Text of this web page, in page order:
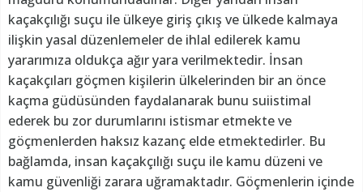
kaçakçılığı suçu ile ülkeye giriş çıkış ve ülkede kalmaya
ilişkin yasal düzenlemeler de ihlal edilerek kamu
yararımıza oldukça ağır yara verilmektedir. İnsan
kaçakçıları göçmen kişilerin ülkelerinden bir an önce
kaçma güdüsünden faydalanarak bunu suiistimal
ederek bu zor durumlarını istismar etmekte ve
göçmenlerden haksız kazanç elde etmektedirler. Bu
bağlamda, insan kaçakçılığı suçu ile kamu düzeni ve
kamu güvenliği zarara uğramaktadır. Göçmenlerin içinde